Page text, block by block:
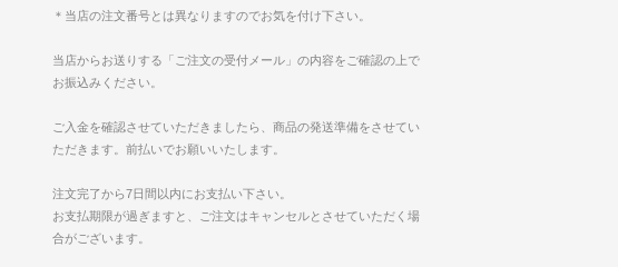
＊当店の注文番号とは異なりますのでお気を付け下さい。
当店からお送りする「ご注文の受付メール」の内容をご確認の上で
お振込みください。
ご入金を確認させていただきましたら、商品の発送準備をさせてい
ただきます。前払いでお願いいたします。
注文完了から7日間以内にお支払い下さい。
お支払期限が過ぎますと、ご注文はキャンセルとさせていただく場
合がございます。